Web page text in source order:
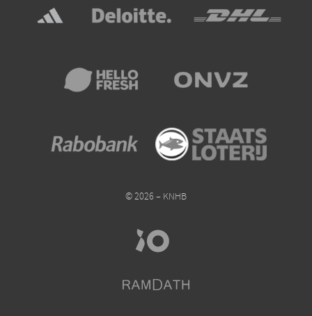
© 2026 – KNHB